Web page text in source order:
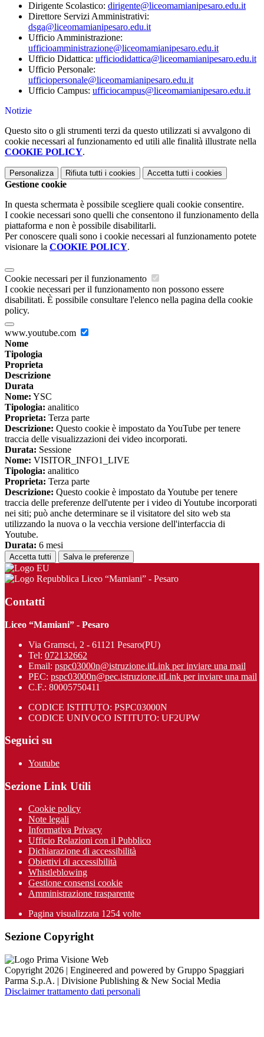
Dirigente Scolastico: dirigente@liceomamianipesaro.edu.it
Direttore Servizi Amministrativi:
dsga@liceomamianipesaro.edu.it
Ufficio Amministrazione:
ufficioamministrazione@liceomamianipesaro.edu.it
Ufficio Didattica: ufficiodidattica@liceomamianipesaro.edu.it
Ufficio Personale:
ufficiopersonale@liceomamianipesaro.edu.it
Ufficio Campus: ufficiocampus@liceomamianipesaro.edu.it
Notizie
Questo sito o gli strumenti terzi da questo utilizzati si avvalgono di
cookie necessari al funzionamento ed utili alle finalità illustrate nella
COOKIE POLICY.
Personalizza Rifiuta tutti i cookies Accetta tutti i cookies
Gestione cookie
In questa schermata è possibile scegliere quali cookie consentire.
I cookie necessari sono quelli che consentono il funzionamento della
piattaforma e non è possibile disabilitarli.
Per conoscere quali sono i cookie necessari al funzionamento potete
visionare la COOKIE POLICY.
Cookie necessari per il funzionamento
I cookie necessari per il funzionamento non possono essere
disabilitati. È possibile consultare l'elenco nella pagina della cookie
policy.
www.youtube.com
Nome
Tipologia
Proprieta
Descrizione
Durata
Nome: YSC
Tipologia: analitico
Proprieta: Terza parte
Descrizione: Questo cookie è impostato da YouTube per tenere
traccia delle visualizzazioni dei video incorporati.
Durata: Sessione
Nome: VISITOR_INFO1_LIVE
Tipologia: analitico
Proprieta: Terza parte
Descrizione: Questo cookie è impostato da Youtube per tenere
traccia delle preferenze dell'utente per i video di Youtube incorporati
nei siti; può anche determinare se il visitatore del sito web sta
utilizzando la nuova o la vecchia versione dell'interfaccia di
Youtube.
Durata: 6 mesi
Accetta tutti Salva le preferenze
Liceo “Mamiani” - Pesaro
Contatti
Liceo “Mamiani” - Pesaro
Via Gramsci, 2 - 61121 Pesaro(PU)
Tel: 072132662
Email: pspc03000n@istruzione.itLink per inviare una mail
PEC: pspc03000n@pec.istruzione.itLink per inviare una mail
C.F.: 80005750411
CODICE ISTITUTO: PSPC03000N
CODICE UNIVOCO ISTITUTO: UF2UPW
Seguici su
Youtube
Sezione Link Utili
Cookie policy
Note legali
Informativa Privacy
Ufficio Relazioni con il Pubblico
Dichiarazione di accessibilità
Obiettivi di accessibilità
Whistleblowing
Gestione consensi cookie
Amministrazione trasparente
Pagina visualizzata 1254 volte
Sezione Copyright
Copyright 2026 | Engineered and powered by Gruppo Spaggiari
Parma S.p.A. | Divisione Publishing & New Social Media
Disclaimer trattamento dati personali